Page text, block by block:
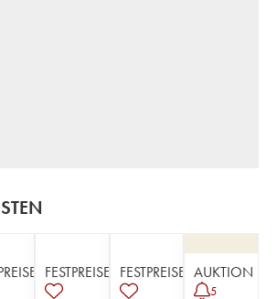
FESTPREISE FESTPREISE AUKTION
5